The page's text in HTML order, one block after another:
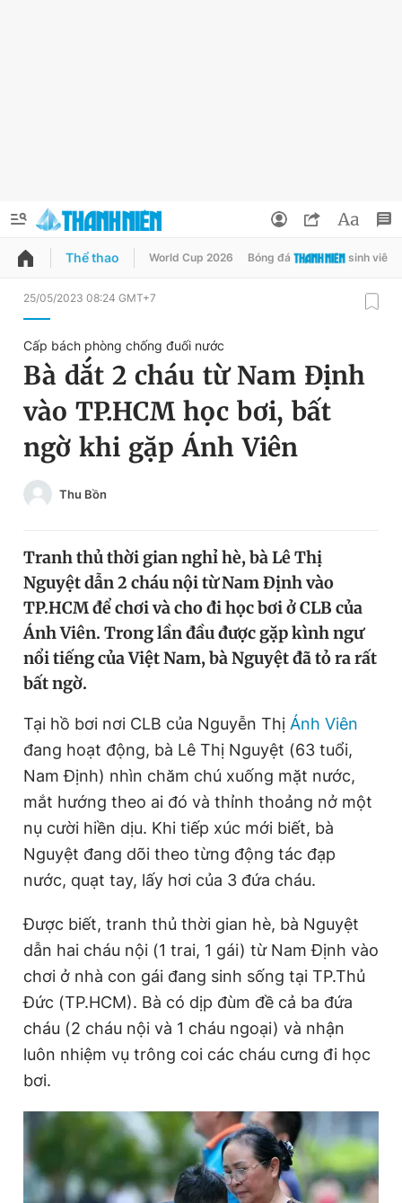
QUẢNG CÁO ĐẶT BÁO
Chuyên mục
Chào ngày mới
Video Magazine
Sản phẩm khác
Tiện ích
Thông tin tòa soạn Liên hệ quảng cáo
Đọc Thanh Niên trên điện thoại
Theo dõi báo trên
Hotline
0906 645 777
Liên hệ quảng cáo
0908 780 404
Tổng biên tập: Nguyễn Ngọc Toàn
Phó tổng biên tập thường trực: Hải Thành
Phó tổng biên tập: Lâm Hiếu Dũng
Phó tổng biên tập: Trần Việt Hưng
Tổng thư ký tòa soạn: Đức Trung
Đổi mật khẩu
Tin đã lưu
Tin đã xem
Đăng xuất
Thể thao World Cup 2026 Bóng đá sinh viên
25/05/2023 08:24 GMT+7
Cấp bách phòng chống đuối nước
Bà dắt 2 cháu từ Nam Định
vào TP.HCM học bơi, bất
ngờ khi gặp Ánh Viên
Thu Bồn
Tranh thủ thời gian nghỉ hè, bà Lê Thị
Nguyệt dẫn 2 cháu nội từ Nam Định vào
TP.HCM để chơi và cho đi học bơi ở CLB của
Ánh Viên. Trong lần đầu được gặp kình ngư
nổi tiếng của Việt Nam, bà Nguyệt đã tỏ ra rất
bất ngờ.
Tại hồ bơi nơi CLB của Nguyễn Thị Ánh Viên
đang hoạt động, bà Lê Thị Nguyệt (63 tuổi,
Nam Định) nhìn chăm chú xuống mặt nước,
mắt hướng theo ai đó và thỉnh thoảng nở một
nụ cười hiền dịu. Khi tiếp xúc mới biết, bà
Nguyệt đang dõi theo từng động tác đạp
nước, quạt tay, lấy hơi của 3 đứa cháu.
Được biết, tranh thủ thời gian hè, bà Nguyệt
dẫn hai cháu nội (1 trai, 1 gái) từ Nam Định vào
chơi ở nhà con gái đang sinh sống tại TP.Thủ
Đức (TP.HCM). Bà có dịp đùm đề cả ba đứa
cháu (2 cháu nội và 1 cháu ngoại) và nhận
luôn nhiệm vụ trông coi các cháu cưng đi học
bơi.